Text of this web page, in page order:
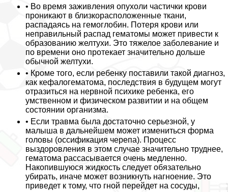
• Во время заживления опухоли частички крови
проникают в близкорасположенные ткани,
распадаясь на гемоглобин. Потеря крови или
неправильный распад гематомы может привести к
образованию желтухи. Это тяжелое заболевание и
по времени оно протекает значительно дольше
обычной желтухи.
• Кроме того, если ребенку поставили такой диагноз,
как кефалогематома, последствия в будущем могут
отразиться на нервной психике ребенка, его
умственном и физическом развитии и на общем
состоянии организма.
• Если травма была достаточно серьезной, у
малыша в дальнейшем может измениться форма
головы (оссификация черепа). Процесс
выздоровления в этом случае значительно труднее,
гематома рассасывается очень медленно.
Накопившуюся жидкость следует обязательно
убирать, иначе может возникнуть нагноение. Это
приведет к тому, что гной перейдет на сосуды,